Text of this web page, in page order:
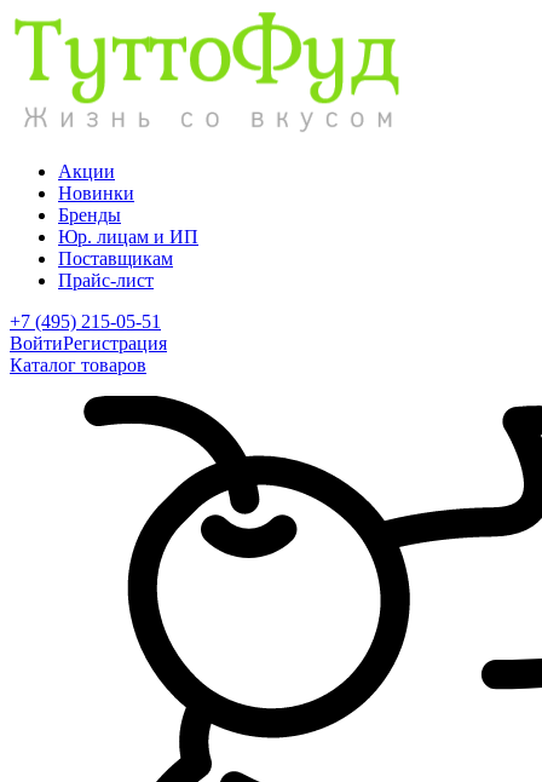
Акции
Новинки
Бренды
Юр. лицам и ИП
Поставщикам
Прайс-лист
+7 (495) 215-05-51
ВойтиРегистрация
Каталог товаров